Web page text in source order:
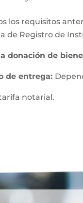
los requisitos
de Registro de
donación de
de entrega:
notarial.